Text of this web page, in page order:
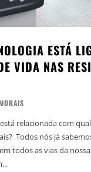
ESTÁ
VIDA NAS
relacionada com
Todos nós já
todos as vias da